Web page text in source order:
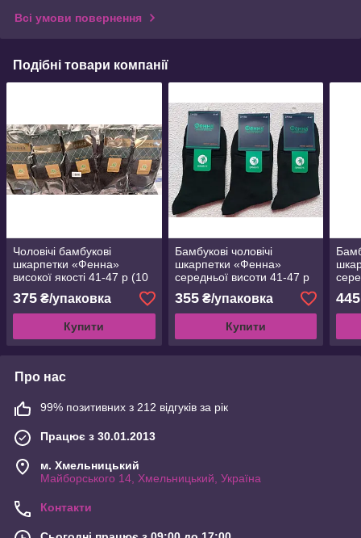
Всі умови повернення
Подібні товари компанії
Чоловічі бамбукові
шкарпетки «Фенна»
високої якості 41-47 р (10
пар)
375 ₴/упаковка
Купити
Бамбукові чоловічі
шкарпетки «Фенна»
середньої висоти 41-47 р
(10 пар)
355₴/упаковка
Купити
(10
445
Про нас
99% позитивних з 212 відгуків за рік
Працює з 30.01.2013
м. Хмельницький
Майборського 14, Хмельницький, Україна
Контакти